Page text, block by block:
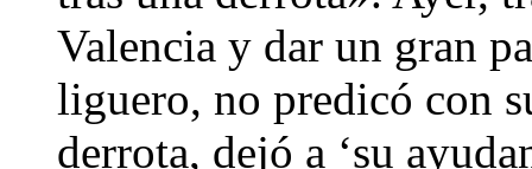
Valencia y dar un gran
liguero, no predicó con
derrota, dejó a ‘su